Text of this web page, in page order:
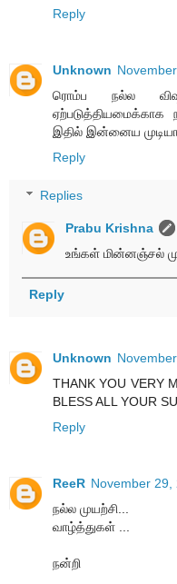
Reply
Unknown
ரொம்ப நல்ல
ஏற்படுத்தியமைக்காக
இதில் இன்னைய
Reply
Replies
Prabu Krishna
உங்கள் மின்னஞ்சல்
Reply
Unknown
THANK YOU VERY
BLESS ALL YOUR
Reply
ReeR November 29,
நல்ல முயற்சி...
வாழ்த்துகள் ...
நன்றி